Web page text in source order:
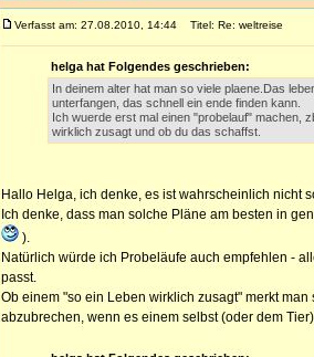
Verfasst am: 27.08.2010, 14:44 Titel: Re: weltreise
helga hat Folgendes geschrieben:
In deinem alter hat man so viele plaene.Das
unterfangen, das schnell ein ende finden kann.
Ich wuerde erst mal einen "probelauf" machen,
wirklich zusagt und ob du das schaffst.
Hallo Helga, ich denke, es ist wahrscheinlich nicht
Ich denke, dass man solche Pläne am besten in
).
Natürlich würde ich Probeläufe auch empfehlen -
passt.
Ob einem "so ein Leben wirklich zusagt" merkt
abzubrechen, wenn es einem selbst (oder dem